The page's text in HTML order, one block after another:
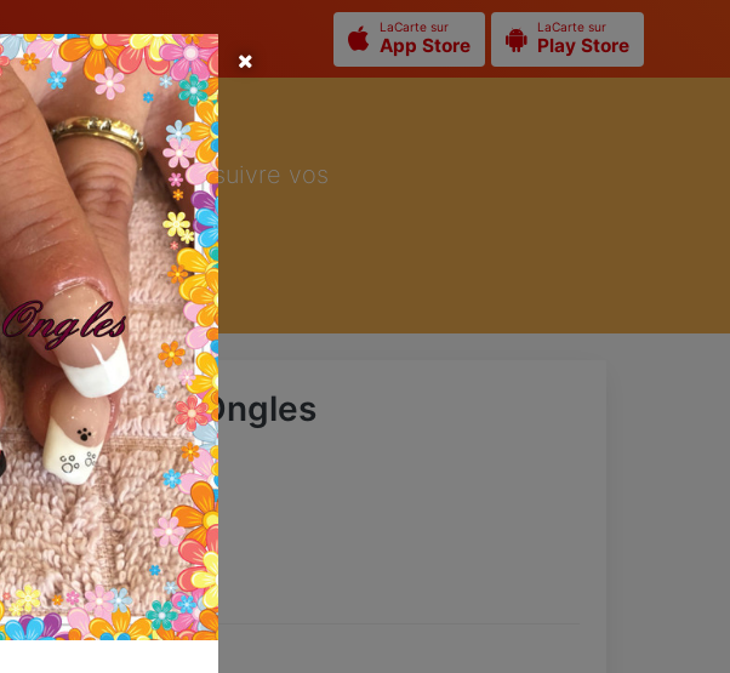
LaCarte sur
App Store
LaCarte sur
Play Store
LaCarte pour suivre vos
rater !
Fée Des Ongles
Brie